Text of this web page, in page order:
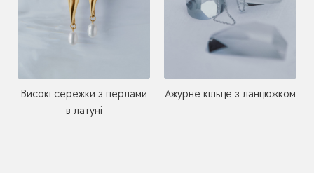
Високі сережки з перлами
в латуні
Ажурне кільце з ланцюжком